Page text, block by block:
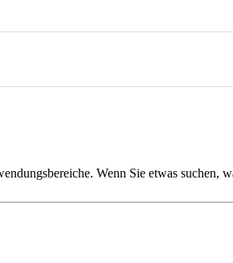
Wenn Sie etwas suchen,